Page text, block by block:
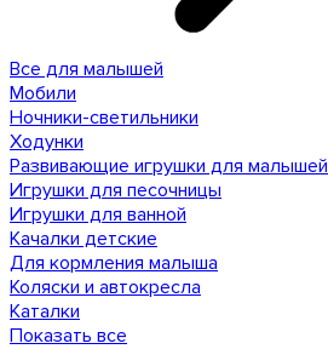
Все для малышей
Мобили
Ночники-светильники
Ходунки
Развивающие игрушки для малышей
Игрушки для песочницы
Игрушки для ванной
Качалки детские
Для кормления малыша
Коляски и автокресла
Каталки
Показать все